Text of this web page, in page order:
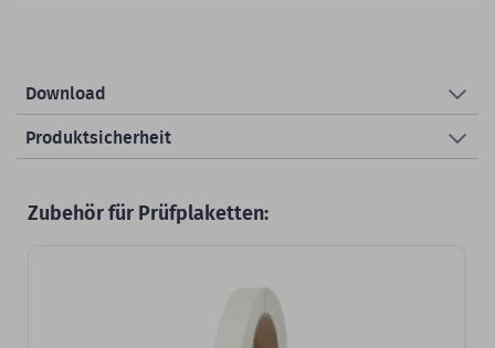
Download
Produktsicherheit
Zubehör für Prüfplaketten: